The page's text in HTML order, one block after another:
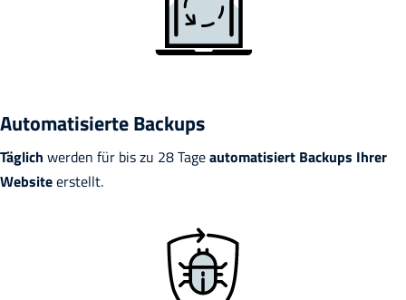
Automatisierte Backups
Täglich werden für bis zu 28 Tageautomatisiert Backups Ihrer
Websiteerstellt.